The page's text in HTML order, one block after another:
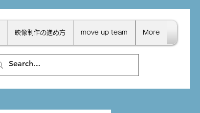
映像制作の進め方 move up team More